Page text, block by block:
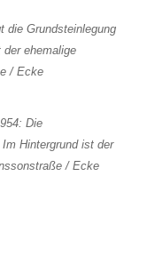
Die
Hintergrund ist der
/ Ecke